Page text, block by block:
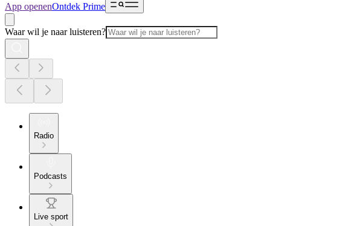
App openenOntdek Prime
Waar wil je naar luisteren?
Radio
Podcasts
Live sport